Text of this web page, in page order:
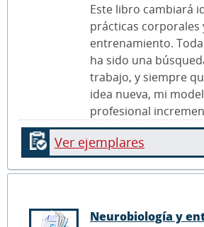
Este libro cambiará
prácticas corporales
entrenamiento.
ha sido una
trabajo, y siempre
idea nueva, mi
profesional
Ver ejemplares
Neurobiología y